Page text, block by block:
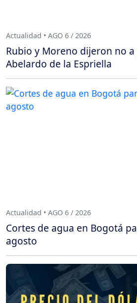
Actualidad • AGO 6 / 2026
Rubio y Moreno dijeron no
Abelardo de la Espriella
Actualidad • AGO 6 / 2026
Cortes de agua en Bogotá
agosto